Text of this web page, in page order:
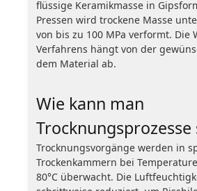
flüssige Keramikmasse in
Pressen wird trockene Masse
von bis zu 100 MPa verformt. Die
Verfahrens hängt von der
dem Material ab.
Wie kann man
Trocknungsprozesse
Trocknungsvorgänge werden in
Trockenkammern bei
80°C überwacht. Die